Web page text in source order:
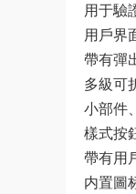
用于驗
用戶界
帶有彈
多級可
小部件
樣式按
帶有用
内置圖